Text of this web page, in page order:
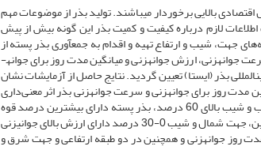
بالایی برخوردار می­باشند. تولید بذر از موضوعات مهم
لازم درباره کیفیت و کمیت بذر این گونه بیش از پیش
جهت، شیب و ارتفاع تهیه و اقدام به جمع­آوری بذر پسته از
مناطق تعیین شده،گردید. بذور از 23 منطقه نمونه­گیری جمع‌آوری گردید. درصد قوه نامیه، سرعت جوانه­زنی، ارزش جوانه­زنی و میانگین مدت روز برای جوانه­
بذر (ایستا) تعیین گردید. نتایج حاصل از آزمایشات نشان
روز برای جوانه­زنی و سرعت جوانه­زنی بذر اثر معنی‌داری
نشان می‌دهد. نتایج مقایسه میانگین­ها حاکی از آن بود که در ارتفاعات بالا و جهت شمال و جنوب و شیب بالای 60 درصد، بذر پسته دارای بیش­ترین درصد قوه
نامیه بود. همچنین نتایج مقایسه میانگین ارزش جوانی­زنی بذر پسته نشان داد که در ارتفاع پائین، جهت شمال و شیب 0-30 درصد دارای ارزش بالای جوانی­زنی
شیب بالای 60 درصد، بیش­ترین میانگین مدت روز جوانه­زنی و همچنین در دو طبقه ارتفاعی و جهت شرق و